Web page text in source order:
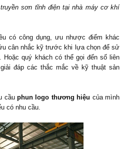
sơn tĩnh điện tại nhà máy cơ khí
có công dụng, ưu nhược điểm khác
cân nhắc kỹ trước khi lựa chọn để sử
Hoặc quý khách có thể gọi đến số liên
đáp các thắc mắc về kỹ thuật sản
cầuphun logo thương hiệu của mình
có nhu cầu.